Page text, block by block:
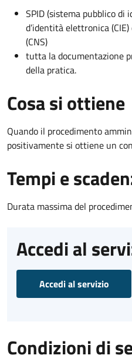
SPID (sistema pubblico
d’identità elettronica
(CNS)
tutta la documentazione
della pratica.
Cosa si ottiene
Quando il procedimento
positivamente si ottiene un
Tempi e
Durata massima del
Accedi al
Accedi al servizio
Condizioni di